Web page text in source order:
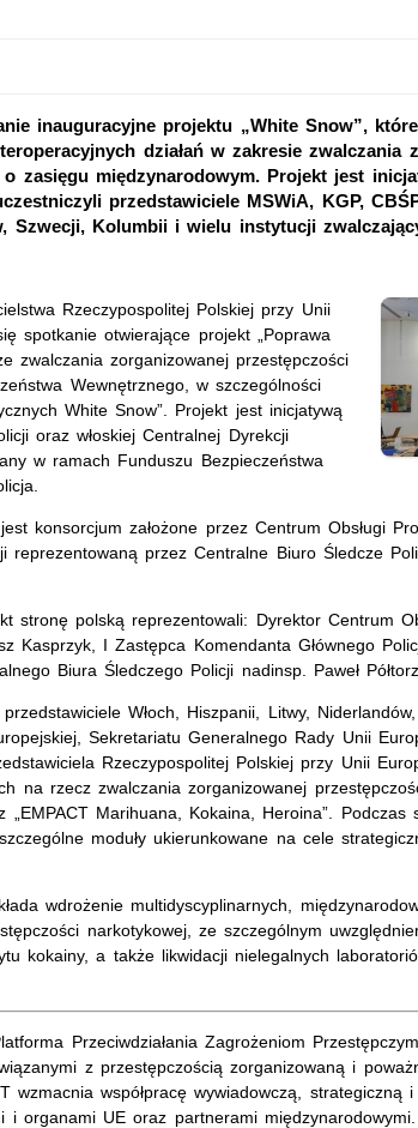
inauguracyjne projektu „White Snow”,
działań w zakresie zwalczania
zasięgu międzynarodowym. Projekt jest
przedstawiciele MSWiA, KGP,
Szwecji, Kolumbii i wielu instytucji
Rzeczypospolitej Polskiej przy Unii
spotkanie otwierające projekt „Poprawa
zwalczania zorganizowanej przestępczości
Wewnętrznego, w szczególności
White Snow”. Projekt jest inicjatywą
oraz włoskiej Centralnej Dyrekcji
w ramach Funduszu Bezpieczeństwa
konsorcjum założone przez Centrum Obsługi
reprezentowaną przez Centralne Biuro Śledcze
stronę polską reprezentowali: Dyrektor Centrum
Kasprzyk, I Zastępca Komendanta Głównego
Biura Śledczego Policji nadinsp. Paweł
Włoch, Hiszpanii, Litwy,
Sekretariatu Generalnego Rady Unii
Rzeczypospolitej Polskiej przy Unii
na rzecz zwalczania zorganizowanej
„EMPACT Marihuana, Kokaina, Heroina”. Podczas
moduły ukierunkowane na cele
wdrożenie multidyscyplinarnych,
narkotykowej, ze szczególnym
kokainy, a także likwidacji nielegalnych
Przeciwdziałania Zagrożeniom
z przestępczością zorganizowaną i
wzmacnia współpracę wywiadowczą, strategiczną
i organami UE oraz partnerami